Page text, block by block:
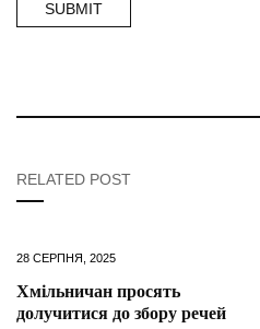
RELATED POST
28 СЕРПНЯ, 2025
Хмільничан просять
долучитися до збору речей